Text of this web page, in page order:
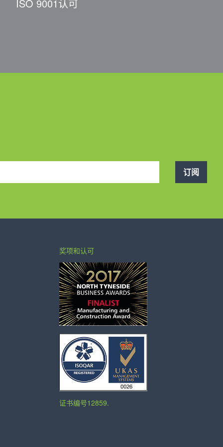
ISO 9001认可
订阅
奖项和认可
证书编号12859.